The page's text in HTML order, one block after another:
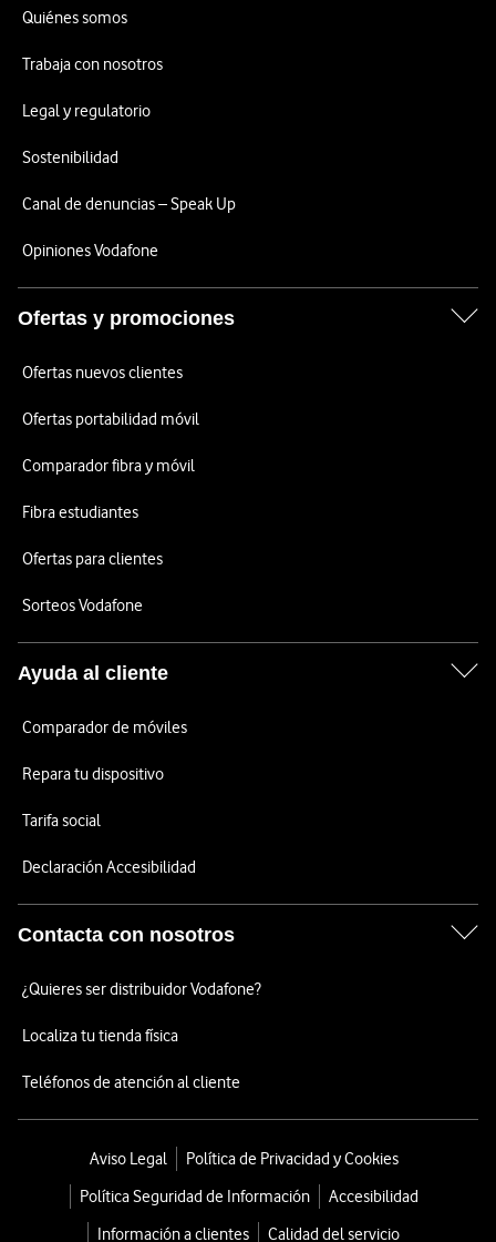
Quiénes somos
Trabaja con nosotros
Legal y regulatorio
Sostenibilidad
Canal de denuncias – Speak Up
Opiniones Vodafone
Ofertas y promociones
Ofertas nuevos clientes
Ofertas portabilidad móvil
Comparador fibra y móvil
Fibra estudiantes
Ofertas para clientes
Sorteos Vodafone
Ayuda al cliente
Comparador de móviles
Repara tu dispositivo
Tarifa social
Declaración Accesibilidad
Contacta con nosotros
¿Quieres ser distribuidor Vodafone?
Localiza tu tienda física
Teléfonos de atención al cliente
Aviso Legal
Política de Privacidad y Cookies
Política Seguridad de Información
Accesibilidad
Información a clientes
Calidad del servicio